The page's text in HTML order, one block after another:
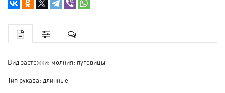
Вид застежки: молния; пуговицы
Тип рукава: длинные